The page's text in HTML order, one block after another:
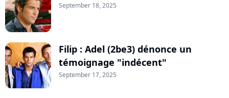
September 18, 2025
Filip : Adel (2be3) dénonce un
témoignage "indécent"
September 17, 2025